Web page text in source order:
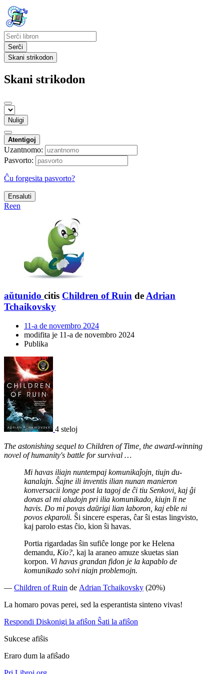
Serĉi
Skani strikodon
Skani strikodon
Nuligi
Atentigoj
Uzantnomo:
Pasvorto:
Ĉu forgesita pasvorto?
Ensaluti
Reen
aŭtunido citis Children of Ruin de Adrian
Tchaikovsky
11-a de novembro 2024
modifita je 11-a de novembro 2024
Publika
4 steloj
The astonishing sequel to Children of Time, the award-winning
novel of humanity's battle for survival …
Mi havas iliajn nuntempaj komunikaĵojn, tiujn du-
kanalajn. Ŝajne ili inventis ilian nunan manieron
konversacii longe post la tagoj de ĉi tiu Senkovi, kaj ĝi
donas al mi aludojn pri ilia komunikado, kiujn li ne
havis. Do mi povas daŭrigi lian laboron, kaj eble ni
povos ekparoli. Ŝi sincere esperas, ĉar ŝi estas lingvisto,
kaj parolo estas ĉio, kion ŝi havas.
Portia rigardadas ŝin sufiĉe longe por ke Helena
demandu, Kio?, kaj la araneo amuze skuetas sian
korpon. Vi havas grandan fidon je la kapablo de
komunikado solvi niajn problemojn.
— Children of Ruin de Adrian Tchaikovsky (20%)
La homaro povas perei, sed la esperantista sinteno vivas!
Respondi Diskonigi la afiŝon Ŝati la afiŝon
Sukcese afiŝis
Eraro dum la afiŝado